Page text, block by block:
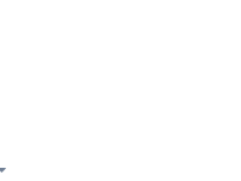
sig med Karl Andreas